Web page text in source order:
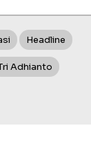
Headline
Adhianto